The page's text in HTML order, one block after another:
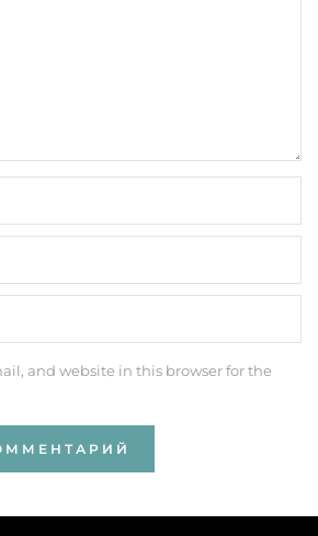
and website in this browser for the